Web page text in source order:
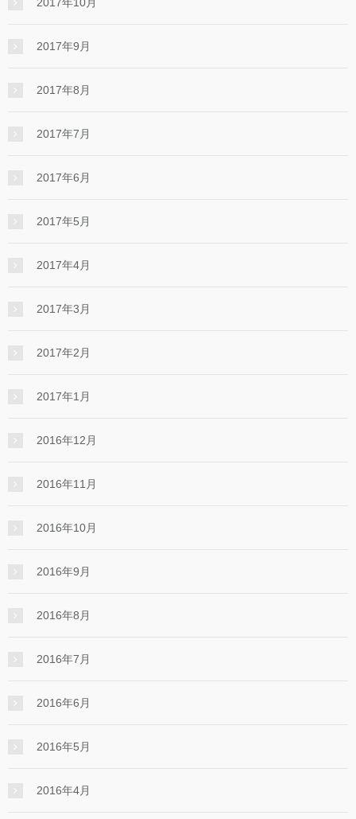
2017年9月
2017年8月
2017年7月
2017年6月
2017年5月
2017年4月
2017年3月
2017年2月
2017年1月
2016年12月
2016年11月
2016年10月
2016年9月
2016年8月
2016年7月
2016年6月
2016年5月
2016年4月